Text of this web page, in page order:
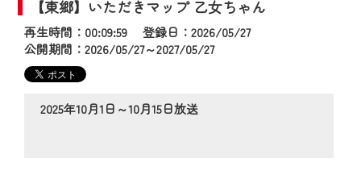
【東郷】いただきマップ 乙女ちゃん
再生時間：00:09:59 登録日：2026/05/27
公開期間：2026/05/27～2027/05/27
2025年10月1日～10月15日放送
◆当社アプリやＰＣブラウザから、いつ
でも・どこでも・外出先でも！
CCNetサービスエリア20市町の地域情報
番組をご視聴いただけます！
【ご注意】